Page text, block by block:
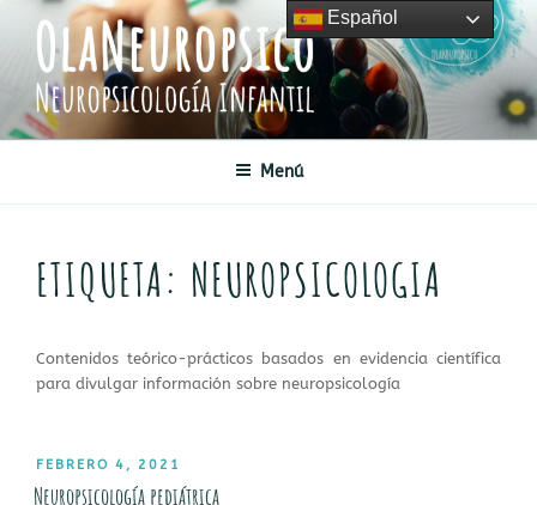
Saltar
contenido
OLANEUROPSICO
Neuropsicología Infantil
Menú
ETIQUETA: NEUROPSICOLOGIA
Contenidos teórico-prácticos basados en evidencia científica
para divulgar información sobre neuropsicología
PUBLICADO
EL
FEBRERO 4, 2021
Neuropsicología pediátrica
Español